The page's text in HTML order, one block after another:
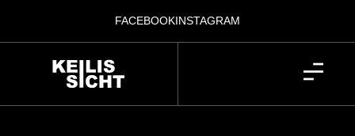
FACEBOOKINSTAGRAM